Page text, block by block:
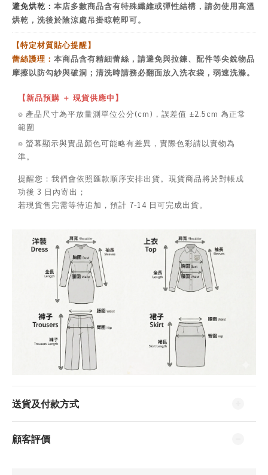
避免烘乾： 本店多數商品含有特殊纖維或彈性結構，請勿使用高溫
烘乾，洗後於陰涼處吊掛晾乾即可。
【特定材質貼心提醒】
蕾絲護理： 本商品含有精細蕾絲，請避免與拉鍊、配件等尖銳物品
摩擦以防勾紗與破洞；清洗時請務必翻面放入洗衣袋，弱速洗滌。
【新品預購 ＋ 現貨供應中】
⌾ 產品尺寸為平放量測單位公分(cm)，誤差值 ±2.5cm 為正常
範圍
⌾ 螢幕顯示與實品顏色可能略有差異，實際色彩請以實物為
準。
提醒您：我們會依照匯款順序安排出貨。現貨商品將於對帳成
功後 3 日內寄出；
若現貨售完需等待追加，預計 7-14 日可完成出貨。
送貨及付款方式
顧客評價